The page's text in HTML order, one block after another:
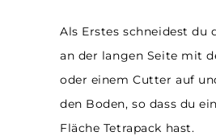
Als Erstes schneidest du
an der langen Seite mit
oder einem Cutter auf
den Boden, so dass du
Fläche Tetrapack hast.